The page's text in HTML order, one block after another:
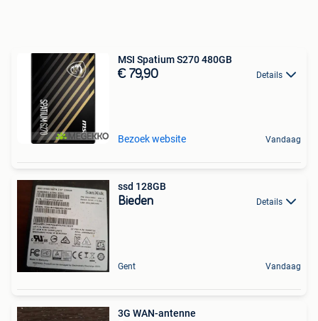
MSI Spatium S270 480GB
€ 79,90 Details
Bezoek website Vandaag
ssd 128GB
Bieden Details
Gent Vandaag
3G WAN-antenne